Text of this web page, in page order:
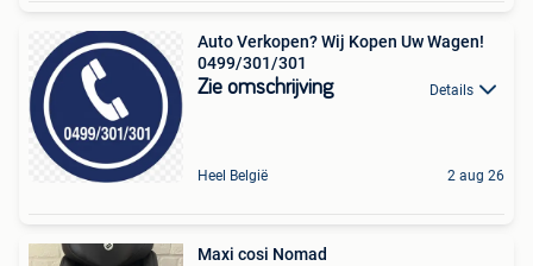
Auto Verkopen? Wij Kopen Uw Wagen!
0499/301/301
Zie omschrijving Details
Heel België 2 aug 26
Maxi cosi Nomad